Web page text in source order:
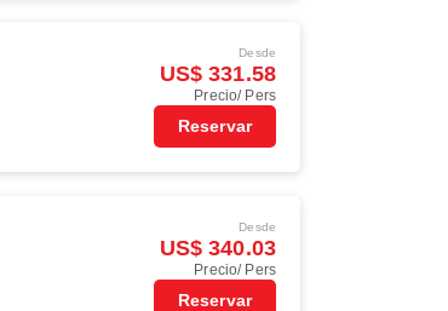
Desde
US$ 331.58
Precio/ Pers
Reservar
Desde
US$ 340.03
Precio/ Pers
Reservar